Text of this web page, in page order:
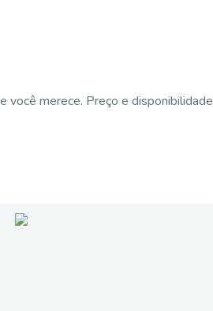
você merece. Preço e disponibilidade